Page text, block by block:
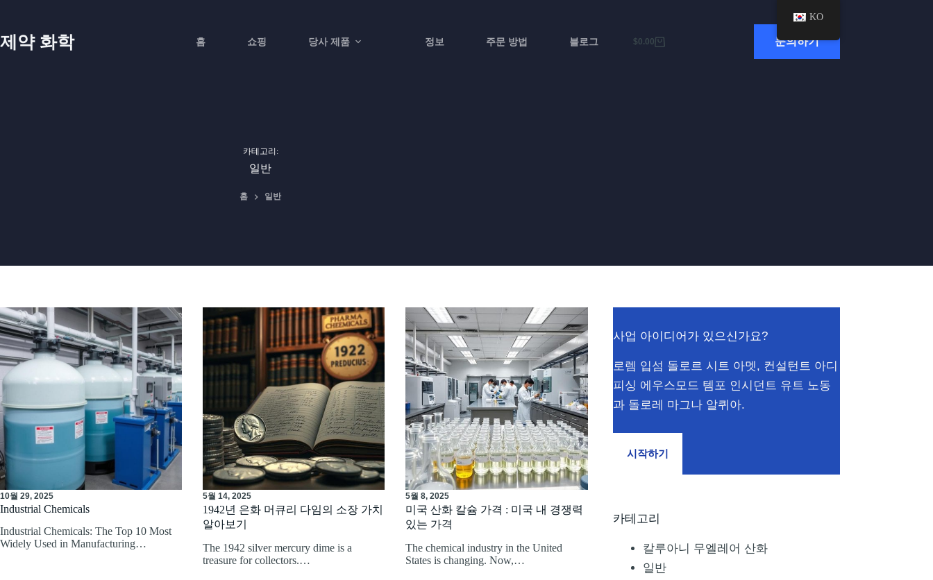
으
로
제약 화학 홈 쇼핑 당사 제품 정보 주문 방법 블로그
장
$0.00 문의하기
카테고리:
일반
홈 일반
10월 29, 2025
Industrial Chemicals
Industrial Chemicals: The Top 10 Most
Widely Used in Manufacturing…
5월 14, 2025
1942년 은화 머큐리 다임의 소장 가치
알아보기
The 1942 silver mercury dime is a
treasure for collectors.…
5월 8, 2025
미국 산화 칼슘 가격 : 미국 내 경쟁력
있는 가격
The chemical industry in the United
States is changing. Now,…
사업 아이디어가 있으신가요?
로렘 입섬 돌로르 시트 아멧, 컨설턴트 아디
피싱 에우스모드 템포 인시던트 유트 노동
과 돌로레 마그나 알퀴아.
시작하기
카테고리
칼루아니 무엘레어 산화
일반
KO